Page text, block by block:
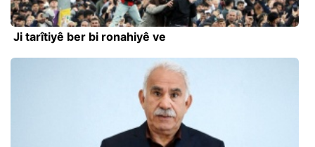
Ji tarîtiyê ber bi ronahiyê ve